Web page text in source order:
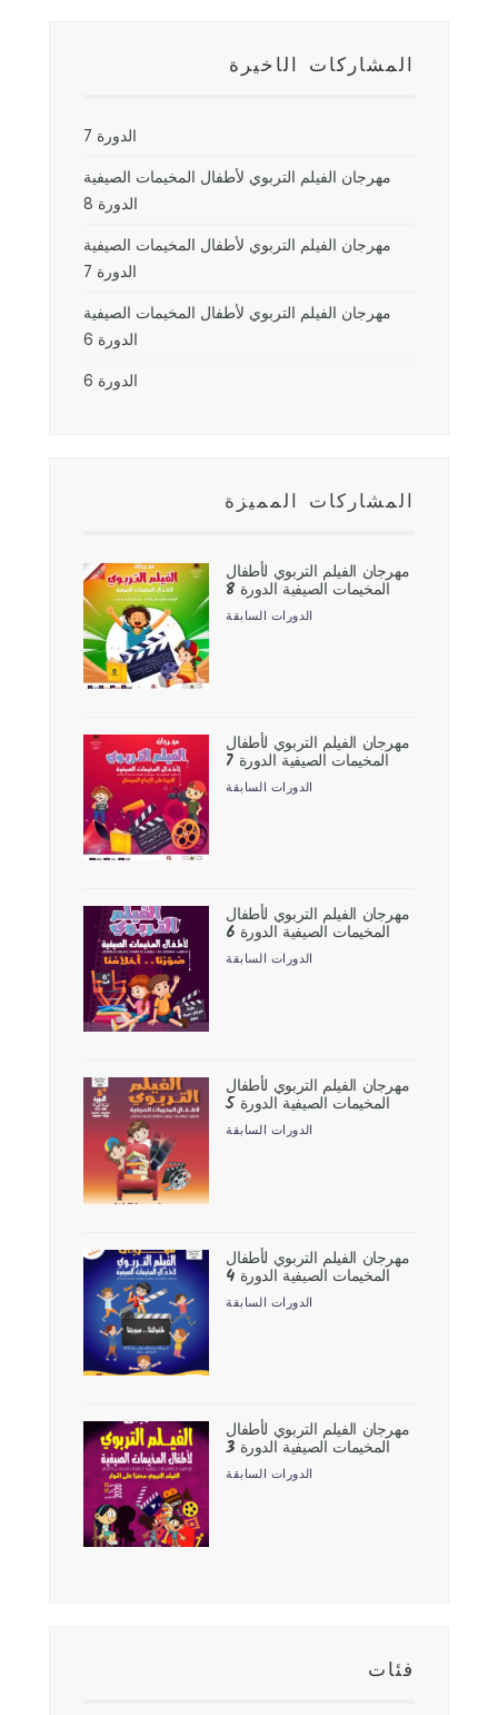
المشاركات الأخيرة
الدورة 7
مهرجان الفيلم التربوي لأطفال المخيمات الصيفية
الدورة 8
مهرجان الفيلم التربوي لأطفال المخيمات الصيفية
الدورة 7
مهرجان الفيلم التربوي لأطفال المخيمات الصيفية
الدورة 6
الدورة 6
المشاركات المميزة
مهرجان الفيلم التربوي لأطفال
المخيمات الصيفية الدورة 8
الدورات السابقة
مهرجان الفيلم التربوي لأطفال
المخيمات الصيفية الدورة 7
الدورات السابقة
مهرجان الفيلم التربوي لأطفال
المخيمات الصيفية الدورة 6
الدورات السابقة
مهرجان الفيلم التربوي لأطفال
المخيمات الصيفية الدورة 5
الدورات السابقة
مهرجان الفيلم التربوي لأطفال
المخيمات الصيفية الدورة 4
الدورات السابقة
مهرجان الفيلم التربوي لأطفال
المخيمات الصيفية الدورة 3
الدورات السابقة
فئات